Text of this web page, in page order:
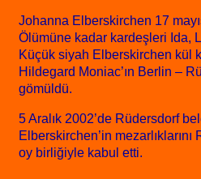
Johanna Elberskirchen 17
Ölümüne kadar kardeşleri Ida,
Küçük siyah Elberskirchen kül
Hildegard Moniac’ın Berlin –
gömüldü.
5 Aralık 2002’de Rüdersdorf
Elberskirchen’in
oy birliğiyle kabul etti.